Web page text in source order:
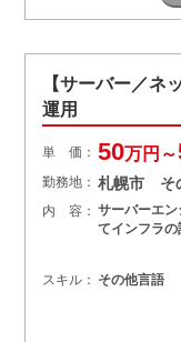
【サーバー／ネ
運用
単 価： 50万円～
勤務地： 札幌市 そ
内 容： サーバーエ
てインフラの
スキル： その他言語